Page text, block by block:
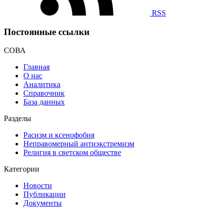
RSS
Постоянные ссылки
СОВА
Главная
О нас
Аналитика
Справочник
База данных
Разделы
Расизм и ксенофобия
Неправомерный антиэкстремизм
Религия в светском обществе
Категории
Новости
Публикации
Документы